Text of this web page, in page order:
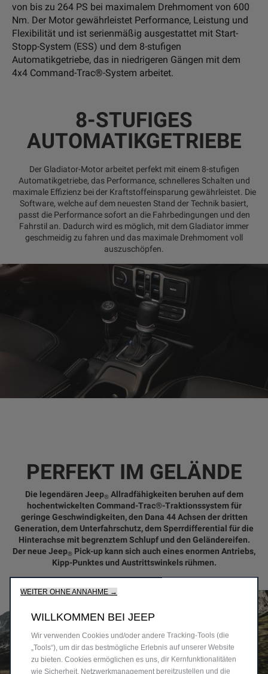
von bis zu 264 PS bei maximalem Drehmoment von 600
Nm. Der Motor gewährleistet Performance, Leistung und
Flexibilität und ist serienmäßig ausgestattet mit Start-
Stopp-System (ESS) und dem 8-stufigen
Automatikgetriebe, das in niedrigeren Gängen mit dem
4x4 Command-Trac®-System arbeitet.
8-STUFIGES
AUTOMATIKGETRIEBE
Der Gladiator-Motor arbeitet perfekt mit einem 8-stufigen
Automatikgetriebe, das Performance, schnelleres Schalten und
maximale Effizienz bei der Kraftstoffeinsparung gewährleistet. Die
Software, welche auf dem neuesten Stand der Technik basiert,
passt die Performance sofort an die Fahrbedingungen und den
Fahrstil an. Dadurch wird es möglich, mit dem Gladiator immer
geschmeidig zu fahren und das maximale Drehmoment voll
auszuschöpfen.
PERFEKT IM GELÄNDE
Die legendären Jeep® Allradfähigkeiten beruhen auf dem
hochentwickelten Command-Trac®-Traktionssystem für
geringe Geschwindigkeiten, den Dana 44 Achsen der dritten
Generation, dem Unterfahrschutz, dem Sperrdifferential für die
Hinterachse mit begrenztem Schlupf und den Geländereifen.
Der neue Jeep® Pick-up kann sich auch eines enormen Antriebs,
Kipp-Punktes und Austrittswinkels rühmen.
WEITER OHNE ANNAHME →
WILLKOMMEN BEI JEEP
Wir verwenden Cookies und/oder andere Tracking‑Tools (die
„Tools“), um dir das bestmögliche Erlebnis auf unserer Website
zu bieten. Cookies ermöglichen es uns, dir Kernfunktionalitäten
wie Sicherheit, Netzwerkmanagement bereitzustellen und die